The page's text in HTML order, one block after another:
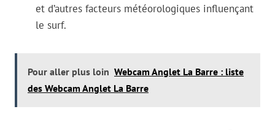
et d’autres facteurs météorologiques influençant
le surf.
Pour aller plus loin Webcam Anglet La Barre : liste
des Webcam Anglet La Barre